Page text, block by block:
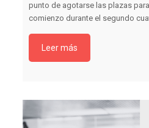
punto de agotarse las plazas
comienzo durante el segundo
Leer más